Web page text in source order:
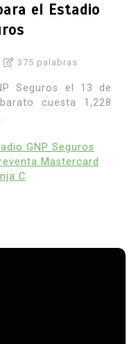
el Estadio
375 palabras
Seguros el 13 de
cuesta 1,228
GNP Seguros
Mastercard
C